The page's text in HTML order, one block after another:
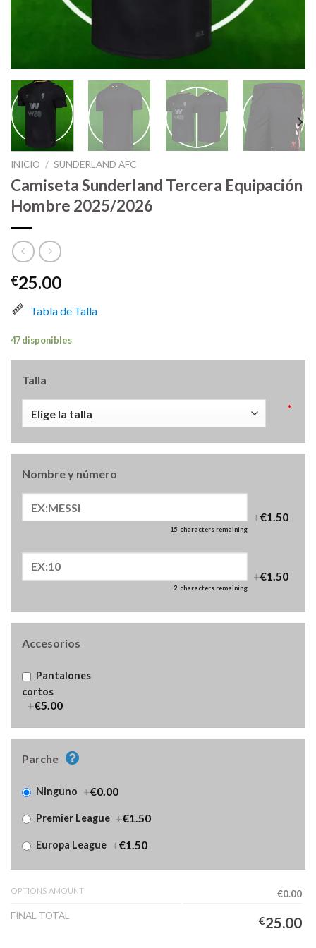
INICIO / SUNDERLAND AFC
Camiseta Sunderland Tercera Equipación
Hombre 2025/2026
€25.00
Tabla de Talla
47 disponibles
Talla
*
Nombre y número
15 characters remaining
+€1.50
2 characters remaining
+€1.50
Accesorios
Pantalones
cortos
+€5.00
Parche
Ninguno +€0.00
Premier League +€1.50
Europa League +€1.50
OPTIONS AMOUNT
€0.00
FINAL TOTAL
€25.00